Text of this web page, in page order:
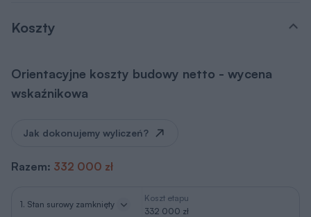
Koszty
Orientacyjne koszty budowy netto - wycena
wskaźnikowa
Jak dokonujemy wyliczeń?
Razem: 332 000 zł
1. Stan surowy zamknięty
Koszt etapu
332 000 zł